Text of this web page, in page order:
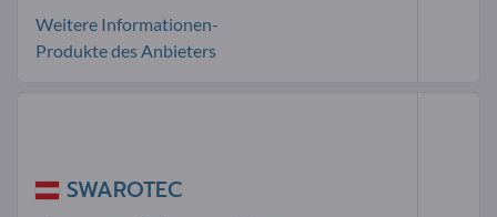
Weitere Informationen-
Produkte des Anbieters
SWAROTEC